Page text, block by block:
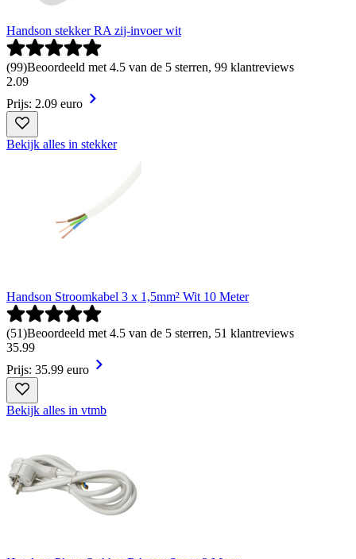
Handson stekker RA zij-invoer wit
(99)Beoordeeld met 4.5 van de 5 sterren, 99 klantreviews
2.09
Prijs: 2.09 euro
Bekijk alles in stekker
Handson Stroomkabel 3 x 1,5mm² Wit 10 Meter
(51)Beoordeeld met 4.5 van de 5 sterren, 51 klantreviews
35.99
Prijs: 35.99 euro
Bekijk alles in vtmb